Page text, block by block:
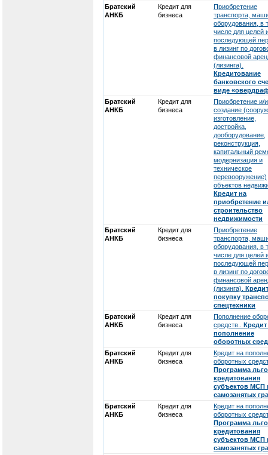
Братский
АНКБ
Кредит для
бизнеса
Приобретение
транспорта,
оборудования, в
числе для целей
последующей
в лизинг по
финансовой
(лизинга).
Кредитование
банковского
виде
Братский
АНКБ
Кредит для
бизнеса
Приобретение и/
создание
изготовление,
достройка,
дооборудование,
реконструкция,
капитальный
модернизация и
техническое
перевооружение)
объектов
Кредит на
приобретение
строительство
недвижимости
Братский
АНКБ
Кредит для
бизнеса
Приобретение
транспорта,
оборудования, в
числе для целей
последующей
в лизинг по
финансовой
(лизинга).
покупку
спецтехники
Братский
АНКБ
Кредит для
бизнеса
Пополнение
средств.. Кредит
пополнение
оборотных
Братский
АНКБ
Кредит для
бизнеса
Кредит на
оборотных
Программа
кредитования
субъектов МСП
самозанятых
Братский
АНКБ
Кредит для
бизнеса
Кредит на
оборотных
Программа
кредитования
субъектов МСП
самозанятых